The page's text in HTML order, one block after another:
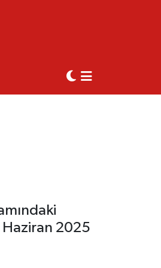
Haziran 2025